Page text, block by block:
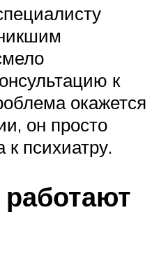
к
окажется
он просто
к психиатру.